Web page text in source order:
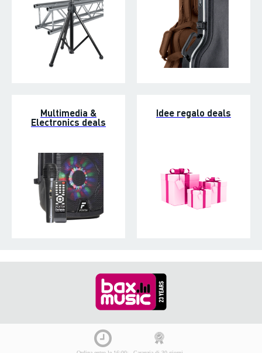
Multimedia &
Electronics deals
Idee regalo deals